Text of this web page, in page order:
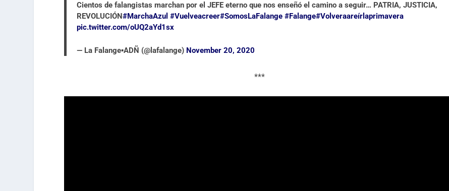
Cientos de falangistas marchan por el JEFE eterno que nos enseñó el camino a seguir… PATRIA, JUSTICIA,
REVOLUCIÓN#MarchaAzul #Vuelveacreer#SomosLaFalange #Falange#Volveraareírlaprimavera
pic.twitter.com/oUQ2aYd1sx
— La Falange▪️ADÑ (@lafalange) November 20, 2020
***